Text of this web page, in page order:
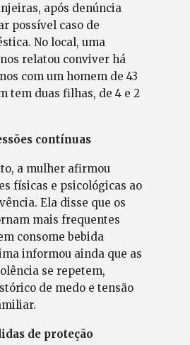
após denúncia
possível caso de
No local, uma
relatou conviver há
com um homem de 43
tem duas filhas, de 4 e 2
contínuas
a mulher afirmou
físicas e psicológicas ao
Ela disse que os
mais frequentes
consome bebida
informou ainda que as
se repetem,
de medo e tensão
de proteção